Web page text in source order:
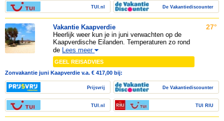
TUI.nl De Vakantiediscounter
Vakantie Kaapverdie
Heerlijk weer kun je in juni verwachten op de
Kaapverdische Eilanden. Temperaturen zo rond
de Lees meer
GEEL REISADVIES
27°
Zonvakantie juni Kaapverdie v.a. € 417,00 bij:
Prijsvrij
TUI.nl
De Vakantiediscounter
TUI RIU